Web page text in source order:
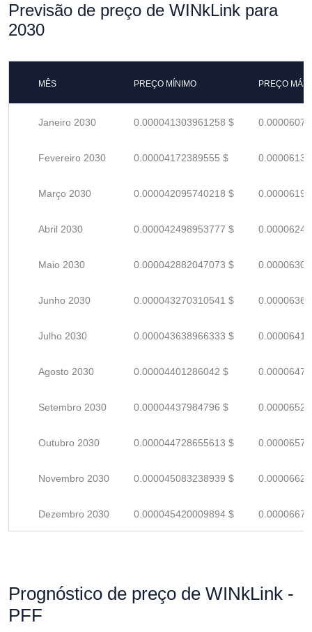
Previsão de preço de WINkLink para
2030
MÊS PREÇO MÍNIMO PREÇO
Janeiro 2030 0.000041303961258 $
Fevereiro 2030 0.00004172389555 $
Março 2030 0.000042095740218 $
Abril 2030 0.000042498953777 $
Maio 2030 0.000042882047073 $
Junho 2030 0.000043270310541 $
Julho 2030 0.000043638966333 $
Agosto 2030 0.00004401286042 $
Setembro 2030 0.00004437984796 $
Outubro 2030 0.000044728655613 $
Novembro 2030 0.000045083238939 $
Dezembro 2030 0.000045420009894 $
Prognóstico de preço de WINkLink -
PFF